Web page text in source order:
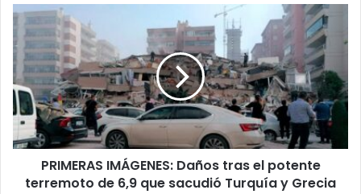
este
31
de
Octubre
PRIMERAS
IMÁGENES:
Daños
tras
el
potente
terremoto
de
6,9
sacudió
PRIMERAS IMÁGENES: Daños tras el potente
terremoto de 6,9 que sacudió Turquía y Grecia